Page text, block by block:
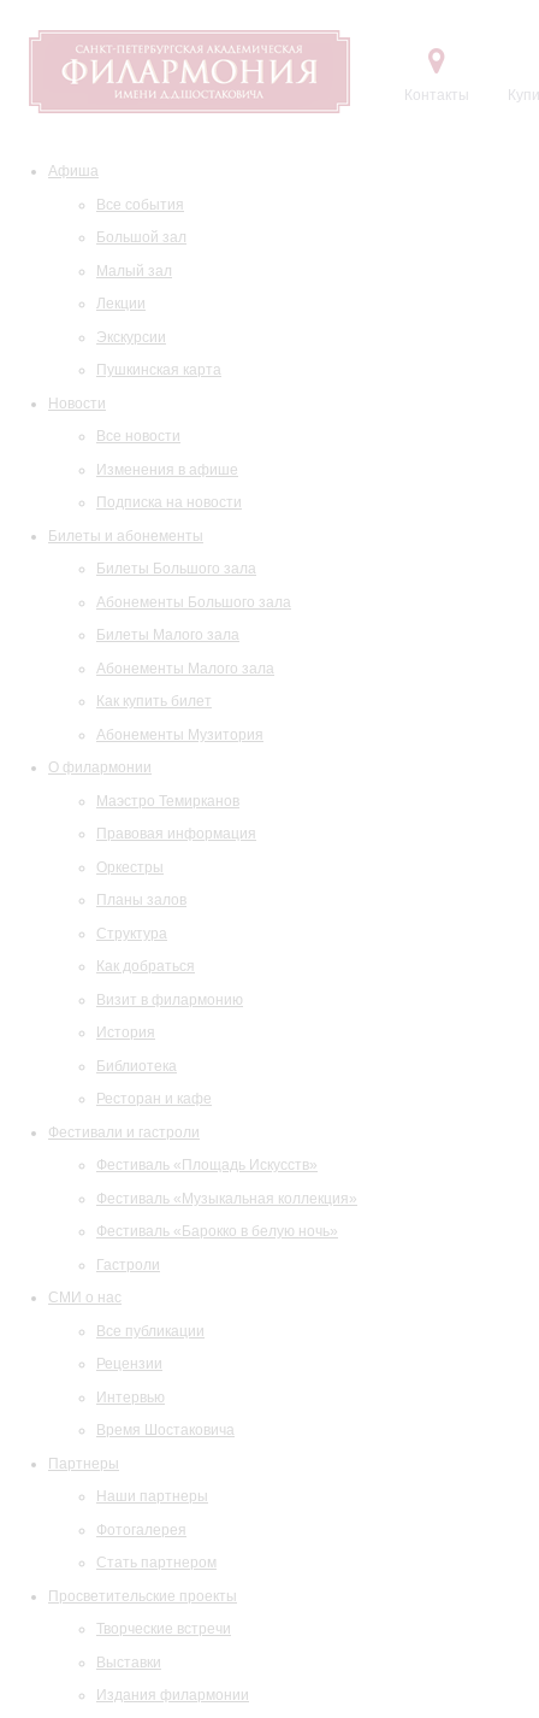
Контакты
Афиша
Все события
Большой зал
Малый зал
Лекции
Экскурсии
Пушкинская карта
Новости
Все новости
Изменения в афише
Подписка на новости
Билеты и абонементы
Билеты Большого зала
Абонементы Большого зала
Билеты Малого зала
Абонементы Малого зала
Как купить билет
Абонементы Музитория
О филармонии
Маэстро Темирканов
Правовая информация
Оркестры
Планы залов
Структура
Как добраться
Визит в филармонию
История
Библиотека
Ресторан и кафе
Фестивали и гастроли
Фестиваль «Площадь Искусств»
Фестиваль «Музыкальная коллекция»
Фестиваль «Барокко в белую ночь»
Гастроли
СМИ о нас
Все публикации
Рецензии
Интервью
Время Шостаковича
Партнеры
Наши партнеры
Фотогалерея
Стать партнером
Просветительские проекты
Творческие встречи
Выставки
Издания филармонии